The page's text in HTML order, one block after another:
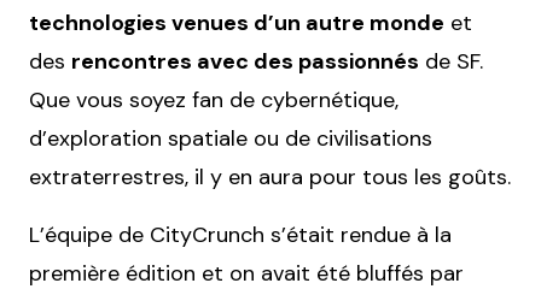
technologies venues d’un autre monde et
des rencontres avec des passionnés de SF.
Que vous soyez fan de cybernétique,
d’exploration spatiale ou de civilisations
extraterrestres, il y en aura pour tous les goûts.
L’équipe de CityCrunch s’était rendue à la
première édition et on avait été bluffés par